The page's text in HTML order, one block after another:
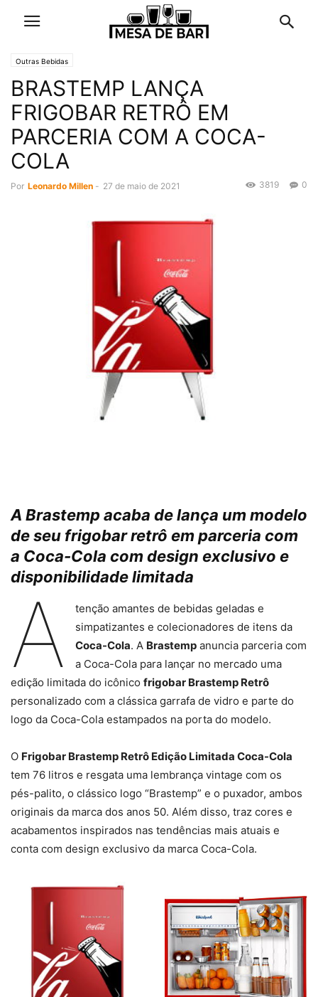
Outras Bebidas
BRASTEMP LANÇA
FRIGOBAR RETRÔ EM
PARCERIA COM A COCA-
COLA
Por Leonardo Millen - 27 de maio de 2021 0
3819
A Brastemp acaba de lança um modelo
de seu frigobar retrô em parceria com
a Coca-Cola com design exclusivo e
disponibilidade limitada
A
tenção amantes de bebidas geladas e
simpatizantes e colecionadores de itens da
Coca-Cola. A Brastempanuncia parceria com
a Coca-Cola para lançar no mercado uma
edição limitada do icônico frigobar Brastemp Retrô
personalizado com a clássica garrafa de vidro e parte do
logo da Coca-Cola estampados na porta do modelo.
O Frigobar Brastemp Retrô Edição Limitada Coca-Cola
tem 76 litros e resgata uma lembrança vintage com os
pés-palito, o clássico logo “Brastemp” e o puxador, ambos
originais da marca dos anos 50. Além disso, traz cores e
acabamentos inspirados nas tendências mais atuais e
conta com design exclusivo da marca Coca-Cola.